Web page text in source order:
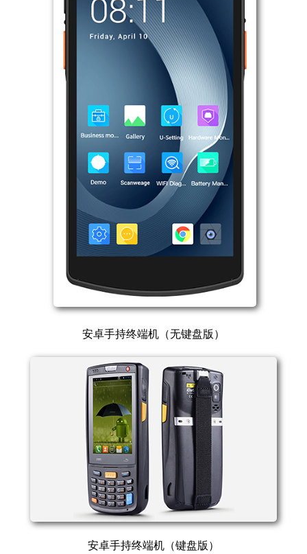
安卓手持终端机（无键盘版）
安卓手持终端机（键盘版）